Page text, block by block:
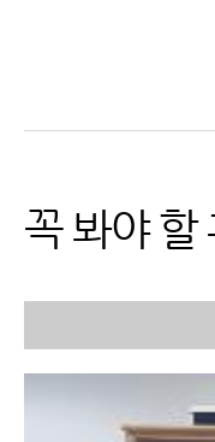
더 아픈지 과
교통사고 검
능 부위와 진
꼭 봐야 할